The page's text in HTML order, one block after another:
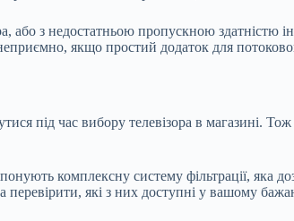
або з недостатньою пропускною здатністю
якщо простий додаток для
під час вибору телевізора в магазині.
комплексну систему фільтрації,
перевірити, які з них доступні у вашому